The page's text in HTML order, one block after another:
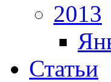
2013
Статьи